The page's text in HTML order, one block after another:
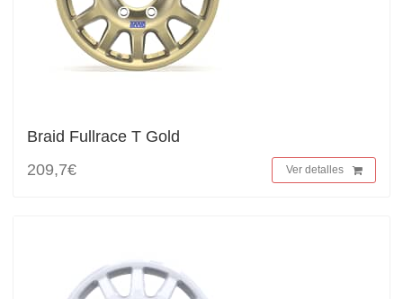
Braid Fullrace T Gold
209,7€
Ver detalles